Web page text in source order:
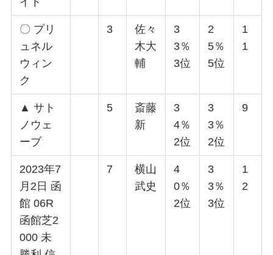
〇 プリ
ュネル
ウィン
ク
3
佐々
木大
輔
3
3％
3位
2
5％
5位
1
1
▲ サト
ノウェ
ーブ
5
斎藤
新
3
4％
2位
3
3％
2位
9
2023年7
月2日 函
館 06R
函館芝2
000 未
7
横山
武史
4
0％
2位
3
3％
3位
1
2